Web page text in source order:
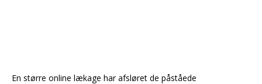
En større online lækage har afsløret de påståede